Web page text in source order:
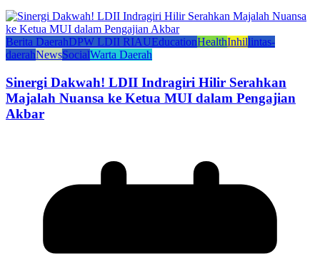
Berita DaerahDPW LDII RIAUEducationHealthInhillintas-
daerahNewsSocialWarta Daerah
Sinergi Dakwah! LDII Indragiri Hilir Serahkan
Majalah Nuansa ke Ketua MUI dalam Pengajian
Akbar